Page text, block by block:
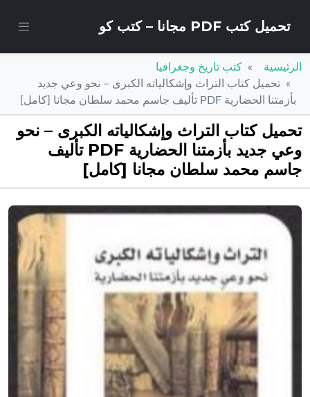
تحميل كتب PDF مجانا – كتب كو
الرئيسية
كتب تاريخ وجغرافيا
تحميل كتاب التراث وإشكالياته الكبرى – نحو وعي جديد
بأزمتنا الحضارية PDF تأليف جاسم محمد سلطان مجانا [كامل]
تحميل كتاب التراث وإشكالياته الكبرى – نحو
وعي جديد بأزمتنا الحضارية PDF تأليف
جاسم محمد سلطان مجانا [كامل]